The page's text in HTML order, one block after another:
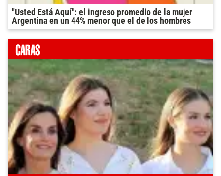
"Usted Está Aquí": el ingreso promedio de la mujer
Argentina en un 44% menor que el de los hombres